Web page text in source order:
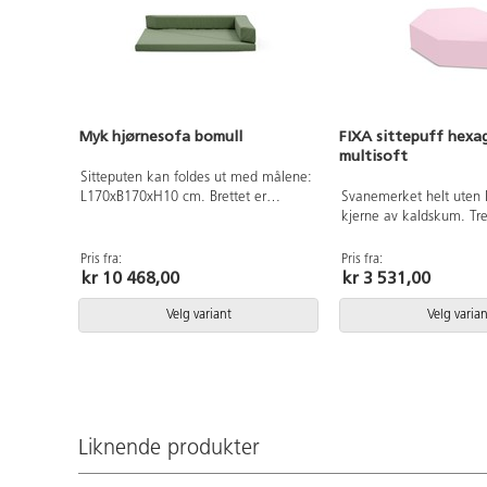
Myk hjørnesofa bomull
Sitteputen kan foldes ut med målene:
L170xB170xH10 cm. Brettet er
Green. Kjernen er kaldskum. Ryggen
er løs.Trekket kan vaskes på 60 °C,
ikke tørketrommel.
Pris fra:
kr 10 468,00
Velg variant
FIXA sittepuff
multisoft
Svanemerket helt uten
kjerne av kaldskum.
polyesterstoff. Vanntett.
trekk som tåler
°C. Trekket kan ikke
sprit. Oeko-Tex og
lisensnummer 3031
Pris fra:
kr 3 531,00
Velg
Liknende produkter